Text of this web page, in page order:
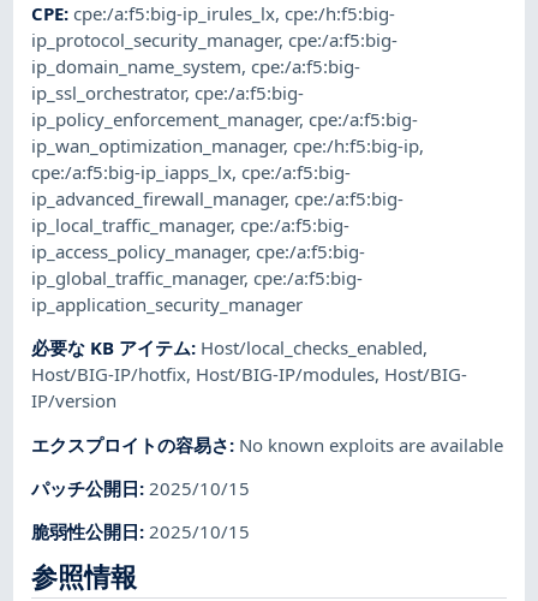
CPE:cpe:/a:f5:big-ip_irules_lx,cpe:/h:f5:big-
ip_protocol_security_manager,cpe:/a:f5:big-
ip_domain_name_system,cpe:/a:f5:big-
ip_ssl_orchestrator,cpe:/a:f5:big-
ip_policy_enforcement_manager,cpe:/a:f5:big-
ip_wan_optimization_manager,cpe:/h:f5:big-ip,
cpe:/a:f5:big-ip_iapps_lx,cpe:/a:f5:big-
ip_advanced_firewall_manager,cpe:/a:f5:big-
ip_local_traffic_manager,cpe:/a:f5:big-
ip_access_policy_manager,cpe:/a:f5:big-
ip_global_traffic_manager,cpe:/a:f5:big-
ip_application_security_manager
必要な KB アイテム: Host/local_checks_enabled,
Host/BIG-IP/hotfix, Host/BIG-IP/modules, Host/BIG-
IP/version
エクスプロイトの容易さ: No known exploits are available
パッチ公開日: 2025/10/15
脆弱性公開日:2025/10/15
参照情報